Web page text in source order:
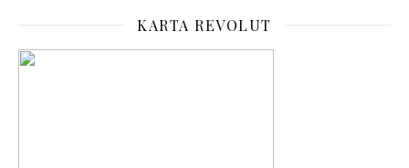
KARTA REVOLUT